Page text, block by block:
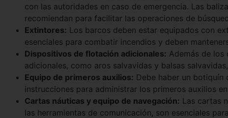
con las autoridades en caso de emergencia. Las
recomiendan para facilitar las operaciones de
Extintores: Los barcos deben estar equipados con
esenciales para combatir incendios y deben
Dispositivos de flotación adicionales: Además de
adicionales, como aros salvavidas y balsas
Equipo de primeros auxilios: Debe haber un
instrucciones para administrar los primeros auxilios
Cartas náuticas y equipo de navegación: Las cartas
las herramientas de comunicación, son esenciales